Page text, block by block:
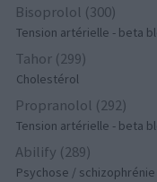
Bisoprolol (300)
Tension artérielle - beta
Tahor (299)
Cholestérol
Propranolol (292)
Tension artérielle - beta
Abilify (289)
Psychose /